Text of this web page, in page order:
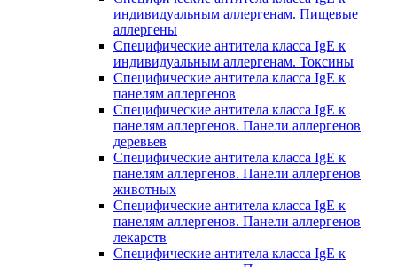
индивидуальным аллергенам. Пищевые
аллергены
Специфические антитела класса IgE к
индивидуальным аллергенам. Токсины
Специфические антитела класса IgE к
панелям аллергенов
Специфические антитела класса IgE к
панелям аллергенов. Панели аллергенов
деревьев
Специфические антитела класса IgE к
панелям аллергенов. Панели аллергенов
животных
Специфические антитела класса IgE к
панелям аллергенов. Панели аллергенов
лекарств
Специфические антитела класса IgE к